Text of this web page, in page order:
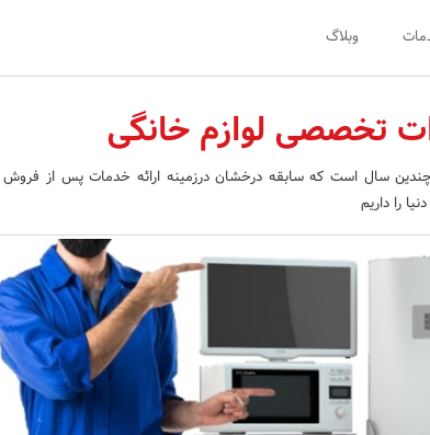
وبلاگ
تخصصی لوازم خانگی
چندین سال است که سابقه درخشان درزمینه ارائه خدمات پس از فروش
را داریم